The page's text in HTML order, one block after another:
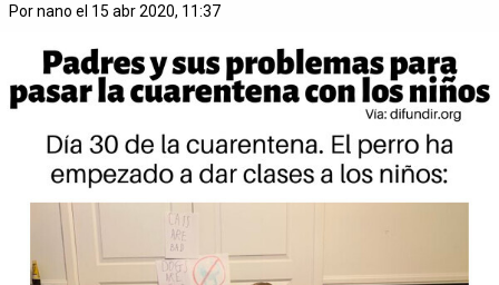
Por nano el 15 abr 2020, 11:37